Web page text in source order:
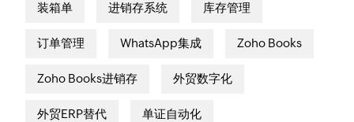
装箱单 进销存系统 库存管理
订单管理 WhatsApp集成 Zoho Books
Zoho Books进销存 外贸数字化
外贸ERP替代 单证自动化